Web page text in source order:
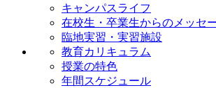
キャンパスライフ
在校生・卒業生からのメッセ
臨地実習・実習施設
教育カリキュラム
授業の特色
年間スケジュール